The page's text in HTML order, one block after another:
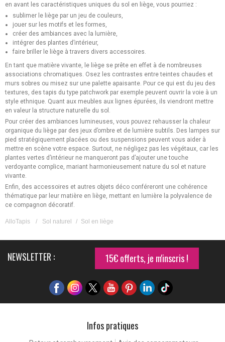
en avant les caractéristiques uniques du sol en liège, vous pourriez :
sublimer le liège par un jeu de couleurs,
jouer sur les motifs et les formes,
créer des ambiances avec la lumière,
intégrer des plantes d’intérieur,
faire briller le liège à travers divers accessoires.
En tant que matière vivante, le liège se prête en effet à de nombreuses
associations chromatiques. Osez les contrastes entre teintes chaudes et
murs sobres ou misez sur une palette apaisante. Pour ce qui est du jeu des
textures, des tapis du type patchwork par exemple peuvent ouvrir la voie à un
style ethnique. Quant aux meubles aux lignes épurées, ils viendront mettre
en valeur la structure naturelle du sol.
Pour créer des ambiances lumineuses, vous pouvez rehausser la chaleur
organique du liège par des jeux d’ombre et de lumière subtils. Des lampes sur
pied stratégiquement placées ou des suspensions peuvent vous aider à
mettre en scène votre espace. Surtout, ne négligez pas les végétaux, car les
plantes vertes d’intérieur ne manqueront pas d’ajouter une touche
verdoyante complice, mariant harmonieusement nature du sol et nature
vivante.
Enfin, des accessoires et autres objets déco conféreront une cohérence
thématique par leur matière en liège, mettant en lumière la polyvalence de
ce compagnon décoratif.
AlloTapis / Sol naturel / Sol en liège
NEWSLETTER : 15€ offerts, je m'inscris !
Infos pratiques